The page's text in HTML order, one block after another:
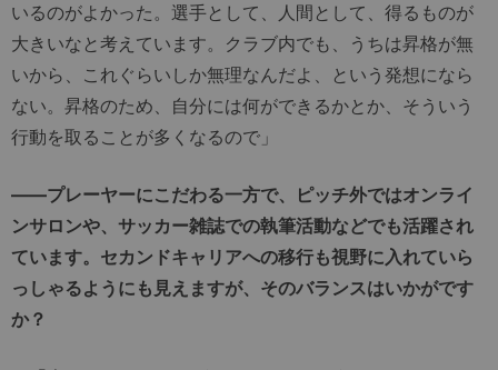
いるのがよかった。選手として、人間として、得るものが
大きいなと考えています。クラブ内でも、うちは昇格が無
いから、これぐらいしか無理なんだよ、という発想になら
ない。昇格のため、自分には何ができるかとか、そういう
行動を取ることが多くなるので」
――プレーヤーにこだわる一方で、ピッチ外ではオンライ
ンサロンや、サッカー雑誌での執筆活動などでも活躍され
ています。セカンドキャリアへの移行も視野に入れていら
っしゃるようにも見えますが、そのバランスはいかがです
か？